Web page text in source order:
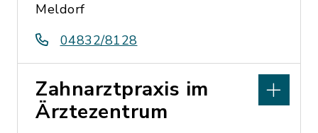
Meldorf
04832/8128
Zahnarztpraxis im
Ärztezentrum